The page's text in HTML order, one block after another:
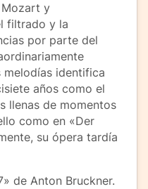
y
filtrado y la
por parte del
identifica
años como el
llenas de momentos
como en «Der
su ópera tardía
de Anton Bruckner.